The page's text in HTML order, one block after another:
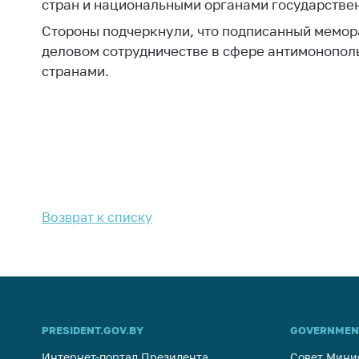
Выставочная
деятельность в
Республике
Беларусь
стран и национальными органами
Стороны подчеркнули, что подписанный
деловом сотрудничестве в сфере
странами.
Возврат к списку
PRESIDENT.GOV.BY